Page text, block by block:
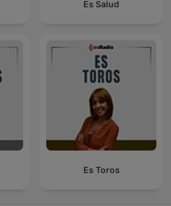
Es Salud
Es Toros